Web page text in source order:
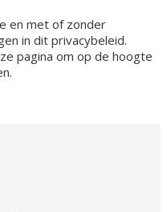
en met of zonder
in dit privacybeleid.
pagina om op de hoogte